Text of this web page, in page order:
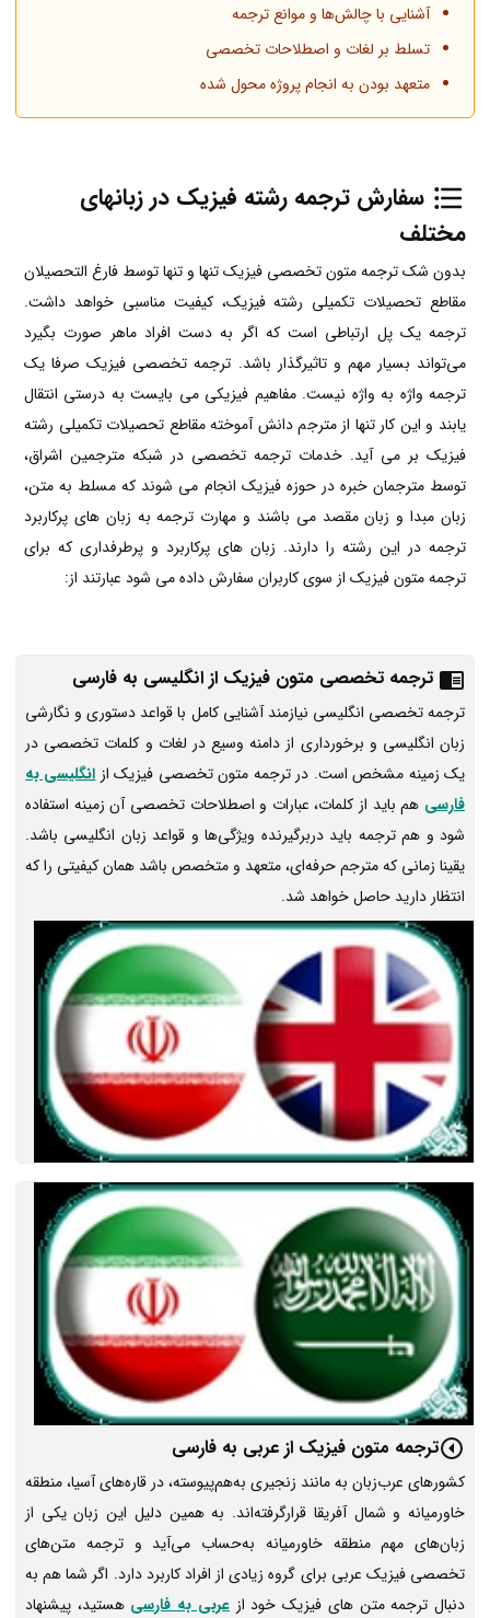
آشنایی با چالش‌ها و موانع ترجمه
تسلط بر لغات و اصطلاحات تخصصی
متعهد بودن به انجام پروژه محول شده
سفارش ترجمه رشته فیزیک در زبانهای
مختلف
بدون شک ترجمه متون تخصصی فیزیک تنها و تنها توسط فارغ التحصیلان
مقاطع تحصیلات تکمیلی رشته فیزیک، کیفیت مناسبی خواهد داشت.
ترجمه یک پل ارتباطی است که اگر به دست افراد ماهر صورت بگیرد
می‌تواند بسیار مهم و تاثیرگذار باشد. ترجمه تخصصی فیزیک صرفا یک
ترجمه واژه به واژه نیست. مفاهیم فیزیکی می بایست به درستی انتقال
یابند و این کار تنها از مترجم دانش آموخته مقاطع تحصیلات تکمیلی رشته
فیزیک بر می آید. خدمات ترجمه تخصصی در شبکه مترجمین اشراق،
توسط مترجمان خبره در حوزه فیزیک انجام می شوند که مسلط به متن،
زبان مبدا و زبان مقصد می باشند و مهارت ترجمه به زبان های پرکاربرد
ترجمه در این رشته را دارند. زبان های پرکاربرد و پرطرفداری که برای
ترجمه متون فیزیک از سوی کاربران سفارش داده می شود عبارتند از:
ترجمه تخصصی متون فیزیک از انگلیسی به فارسی
ترجمه تخصصی انگلیسی نیازمند آشنایی کامل با قواعد دستوری و نگارشی
زبان انگلیسی و برخورداری از دامنه وسیع در لغات و کلمات تخصصی در
یک زمینه‌ مشخص است. در ترجمه متون تخصصی فیزیک ازانگلیسی به
فارسی هم باید از کلمات، عبارات و اصطلاحات تخصصی آن زمینه استفاده
شود و هم ترجمه باید دربرگیرنده ویژگی‌‌ها و قواعد زبان انگلیسی باشد.
یقینا زمانی که مترجم حرفه‌ای، متعهد و متخصص باشد همان کیفیتی را که
انتظار دارید حاصل خواهد شد.
ترجمه متون فیزیک از عربی به فارسی
کشورهای عرب‌زبان به مانند زنجیری به‌هم‌پیوسته، در قاره‌های آسیا، منطقه
خاورمیانه و شمال آفریقا قرارگرفته‌اند. به همین دلیل این زبان یکی از
زبان‌های مهم منطقه خاورمیانه به‌حساب می‌آید و ترجمه متن‌های
تخصصی فیزیک عربی برای گروه زیادی از افراد کاربرد دارد. اگر شما هم به
دنبال ترجمه متن های فیزیک خود ازعربی به فارسی هستید، پیشنهاد